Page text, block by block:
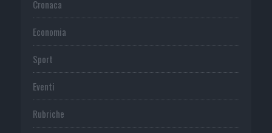
Cronaca
Economia
Sport
Eventi
Rubriche